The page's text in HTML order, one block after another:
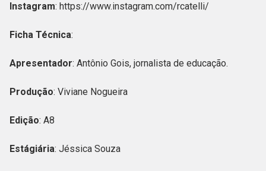
Instagram: https://www.instagram.com/rcatelli/
Ficha Técnica:
Apresentador: Antônio Gois, jornalista de educação.
Produção: Viviane Nogueira
Edição: A8
Estágiária: Jéssica Souza